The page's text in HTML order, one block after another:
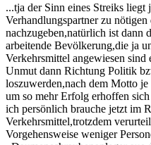
...tja der Sinn eines Streiks
Verhandlungspartner zu
nachzugeben,natürlich ist dann
arbeitende Bevölkerung,die ja
Verkehrsmittel angewiesen
Unmut dann Richtung Politik
loszuwerden,nach dem Motto
um so mehr Erfolg erhoffen
ich persönlich brauche jetzt im
Verkehrsmittel,trotzdem
Vorgehensweise weniger